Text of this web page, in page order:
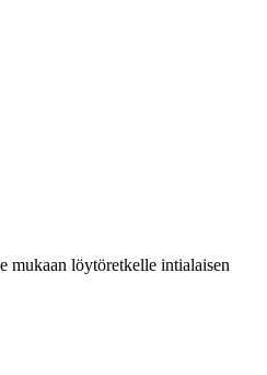
mukaan löytöretkelle intialaisen